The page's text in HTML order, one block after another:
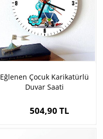
Eğlenen Çocuk Karikatürlü
Duvar Saati
504,90 TL